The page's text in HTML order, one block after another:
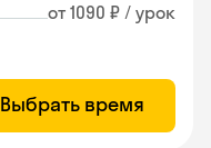
от 1090 ₽ / урок
Выбрать время